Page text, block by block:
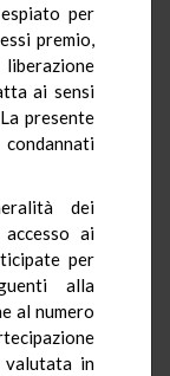
per
premio,
ai sensi
presente
dei
ai
per
alla
al numero
valutata in